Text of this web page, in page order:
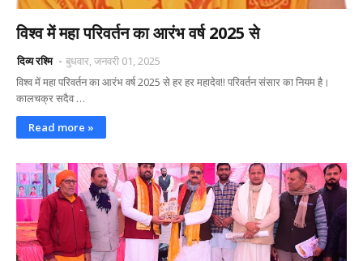
विश्व में महा परिवर्तन का आरंभ वर्ष 2025 से
दिव्य रश्मि
बुधवार, जनवरी 01, 2025
विश्व में महा परिवर्तन का आरंभ वर्ष 2025 से हर हर महादेव!! परिवर्तन संसार का नियम है।
कालचक्र सदैव …
Read more »